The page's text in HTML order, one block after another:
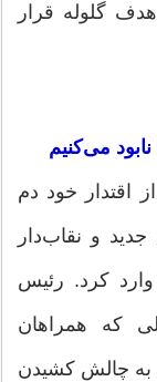
گلوله قرار
می‌کنیم
اقتدار خود دم
و نقاب‌دار
کرد. رئیس
که همراهان
به چالش کشیدن